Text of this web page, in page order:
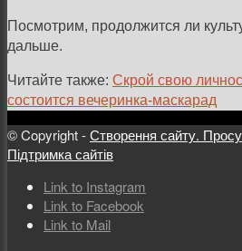
Посмотрим, продолжится ли
дальше.
Читайте также: Скрой свою
состоится вечеринка-маскарад
© Copyright -Створення сайту.
Підтримка сайтів
Link to Instagram
Link to Facebook
Link to Mail